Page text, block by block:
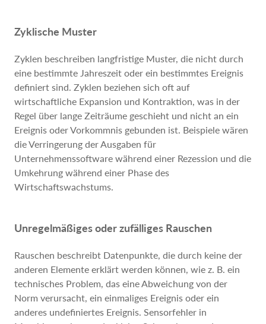
Zyklische Muster
Zyklen beschreiben langfristige Muster, die nicht durch
eine bestimmte Jahreszeit oder ein bestimmtes Ereignis
definiert sind. Zyklen beziehen sich oft auf
wirtschaftliche Expansion und Kontraktion, was in der
Regel über lange Zeiträume geschieht und nicht an ein
Ereignis oder Vorkommnis gebunden ist. Beispiele wären
die Verringerung der Ausgaben für
Unternehmenssoftware während einer Rezession und die
Umkehrung während einer Phase des
Wirtschaftswachstums.
Unregelmäßiges oder zufälliges Rauschen
Rauschen beschreibt Datenpunkte, die durch keine der
anderen Elemente erklärt werden können, wie z. B. ein
technisches Problem, das eine Abweichung von der
Norm verursacht, ein einmaliges Ereignis oder ein
anderes undefiniertes Ereignis. Sensorfehler in